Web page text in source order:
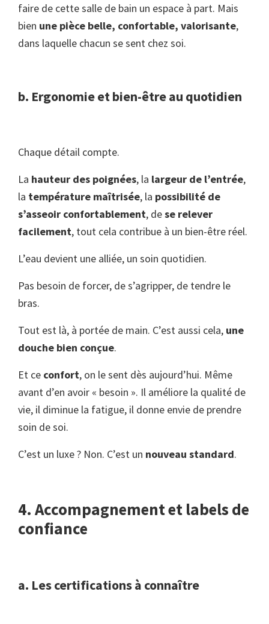
faire de cette salle de bain un espace à part. Mais
bien une pièce belle, confortable, valorisante,
dans laquelle chacun se sent chez soi.
b. Ergonomie et bien-être au quotidien
Chaque détail compte.
La hauteur des poignées, la largeur de l’entrée,
la température maîtrisée, la possibilité de
s’asseoir confortablement, dese relever
facilement, tout cela contribue à un bien-être réel.
L’eau devient une alliée, un soin quotidien.
Pas besoin de forcer, de s’agripper, de tendre le
bras.
Tout est là, à portée de main. C’est aussi cela, une
douche bien conçue.
Et ce confort, on le sent dès aujourd’hui. Même
avant d’en avoir « besoin ». Il améliore la qualité de
vie, il diminue la fatigue, il donne envie de prendre
soin de soi.
C’est un luxe ? Non. C’est un nouveau standard.
4. Accompagnement et labels de
confiance
a. Les certifications à connaître